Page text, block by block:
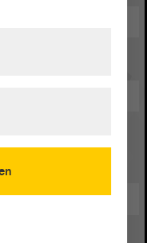
Börde
e. V."